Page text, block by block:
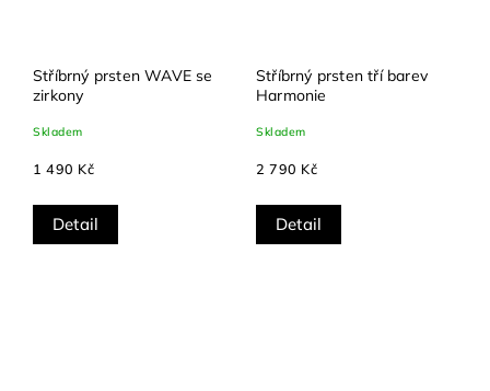
Stříbrný prsten WAVE se
zirkony
Skladem
1 490 Kč
Detail
Stříbrný prsten tří barev
Harmonie
Skladem
2 790 Kč
Detail